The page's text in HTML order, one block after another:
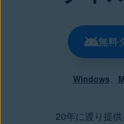
無料
Windows、
20年に渡り提